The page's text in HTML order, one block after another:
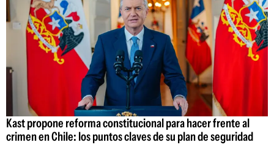
Kast propone reforma constitucional para hacer frente al
crimen en Chile: los puntos claves de su plan de seguridad